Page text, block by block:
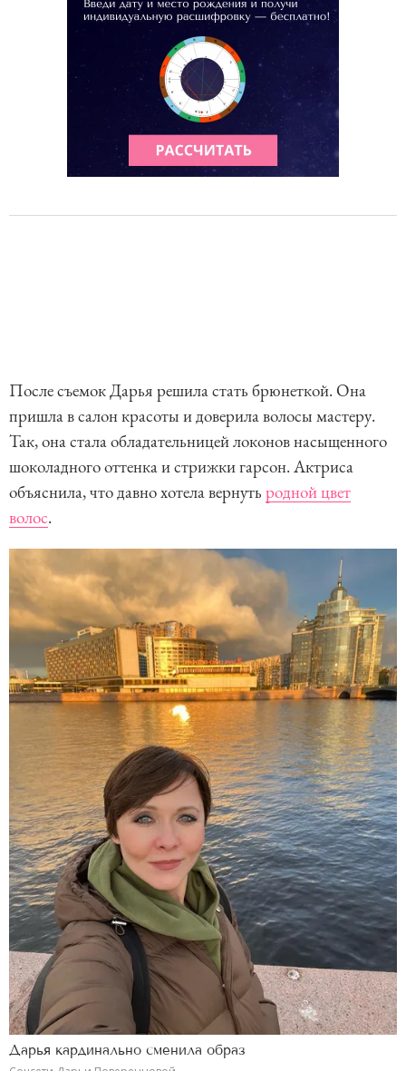
После съемок Дарья решила стать брюнеткой. Она
пришла в салон красоты и доверила волосы мастеру.
Так, она стала обладательницей локонов насыщенного
шоколадного оттенка и стрижки гарсон. Актриса
объяснила, что давно хотела вернуть родной цвет
волос.
Дарья кардинально сменила образ